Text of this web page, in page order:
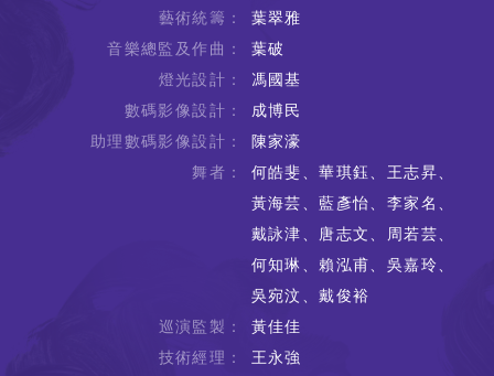
藝術統籌：
葉翠雅
音樂總監及作曲：
葉破
燈光設計：
馮國基
數碼影像設計：
成博民
助理數碼影像設計：
陳家濠
舞者：
何皓斐、華琪鈺、王志昇、
黃海芸、藍彥怡、李家名、
戴詠津、唐志文、周若芸、
何知琳、賴泓甫、吳嘉玲、
吳宛汶、戴俊裕
巡演監製：
黃佳佳
技術經理：
王永強